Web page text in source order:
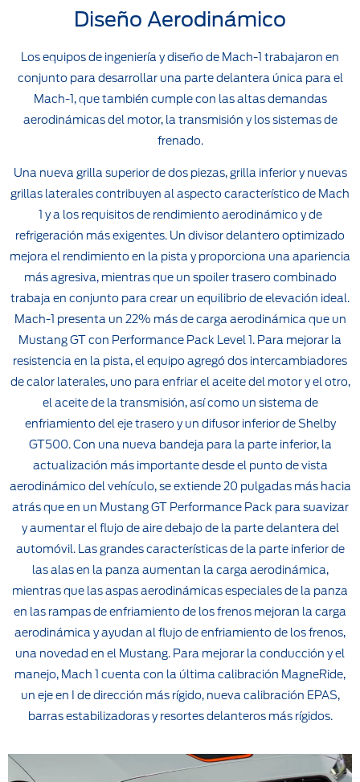
Diseño Aerodinámico
Los equipos de ingeniería y diseño de Mach-1 trabajaron en
conjunto para desarrollar una parte delantera única para el
Mach-1, que también cumple con las altas demandas
aerodinámicas del motor, la transmisión y los sistemas de
frenado.
Una nueva grilla superior de dos piezas, grilla inferior y nuevas
grillas laterales contribuyen al aspecto característico de Mach
1 y a los requisitos de rendimiento aerodinámico y de
refrigeración más exigentes. Un divisor delantero optimizado
mejora el rendimiento en la pista y proporciona una apariencia
más agresiva, mientras que un spoiler trasero combinado
trabaja en conjunto para crear un equilibrio de elevación ideal.
Mach-1 presenta un 22% más de carga aerodinámica que un
Mustang GT con Performance Pack Level 1. Para mejorar la
resistencia en la pista, el equipo agregó dos intercambiadores
de calor laterales, uno para enfriar el aceite del motor y el otro,
el aceite de la transmisión, así como un sistema de
enfriamiento del eje trasero y un difusor inferior de Shelby
GT500. Con una nueva bandeja para la parte inferior, la
actualización más importante desde el punto de vista
aerodinámico del vehículo, se extiende 20 pulgadas más hacia
atrás que en un Mustang GT Performance Pack para suavizar
y aumentar el flujo de aire debajo de la parte delantera del
automóvil. Las grandes características de la parte inferior de
las alas en la panza aumentan la carga aerodinámica,
mientras que las aspas aerodinámicas especiales de la panza
en las rampas de enfriamiento de los frenos mejoran la carga
aerodinámica y ayudan al flujo de enfriamiento de los frenos,
una novedad en el Mustang. Para mejorar la conducción y el
manejo, Mach 1 cuenta con la última calibración MagneRide,
un eje en I de dirección más rígido, nueva calibración EPAS,
barras estabilizadoras y resortes delanteros más rígidos.